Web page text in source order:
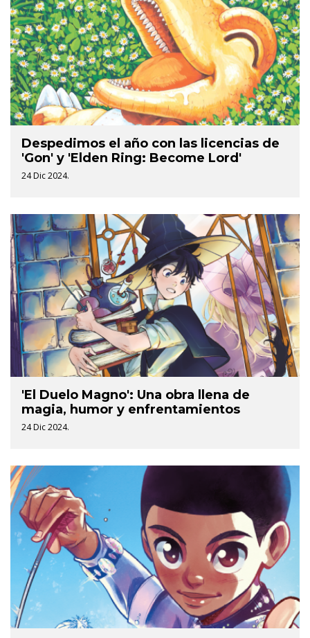
Despedimos el año con las licencias de
'Gon' y 'Elden Ring: Become Lord'
24 Dic 2024.
'El Duelo Magno': Una obra llena de
magia, humor y enfrentamientos
24 Dic 2024.